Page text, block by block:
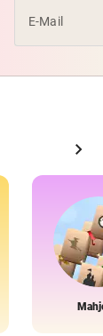
E-Mail
chevron_right